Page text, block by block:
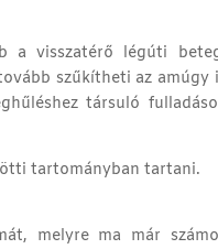
a visszatérő légúti
szűkítheti az amúgy
társuló
tartományban tartani.
melyre ma már